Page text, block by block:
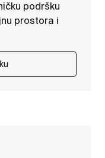
podršku
prostora i